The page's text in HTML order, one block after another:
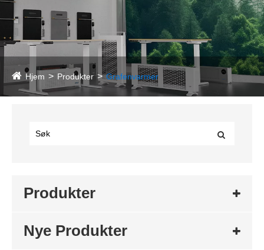
Hjem Produkter Grafenvarmer
Produkter
Nye Produkter